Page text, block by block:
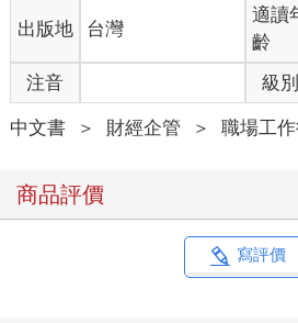
出版地 台灣
適讀
齡
注音 級別
中文書 ＞ 財經企管 ＞ 職場工
商品評價
寫評價